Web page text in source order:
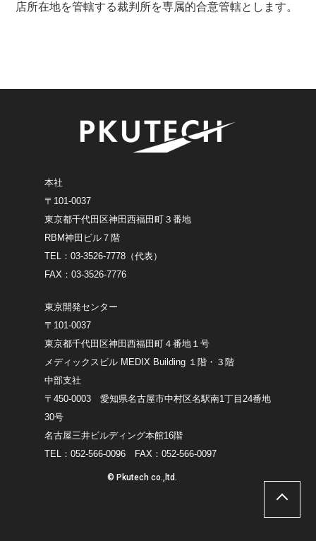
店所在地を管轄する裁判所を専属的合意管轄とします。
本社
〒101-0037
東京都千代田区神田西福田町３番地
RBM神田ビル７階
TEL：03-3526-7778（代表）
FAX：03-3526-7776
東京開発センター
〒101-0037
東京都千代田区神田西福田町４番地１号
メディックスビル MEDIX Building １階・３階
中部支社
〒450-0003 愛知県名古屋市中村区名駅南1丁目24番地
30号
名古屋三井ビルディング本館16階
TEL：052-566-0096 FAX：052-566-0097
© Pkutech co.,ltd.